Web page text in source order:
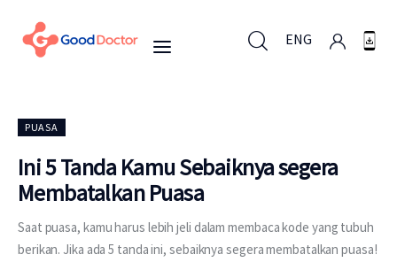
ENG
Untuk Bisnis
Untuk Anda
PUASA
Ini 5 Tanda Kamu Sebaiknya segera
Membatalkan Puasa
Saat puasa, kamu harus lebih jeli dalam membaca kode yang tubuh
berikan. Jika ada 5 tanda ini, sebaiknya segera membatalkan puasa!